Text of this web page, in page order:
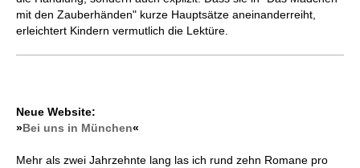
mit den Zauberhänden" kurze Hauptsätze aneinanderreiht,
erleichtert Kindern vermutlich die Lektüre.
Neue Website:
»Bei uns in München«
Mehr als zwei Jahrzehnte lang las ich rund zehn Romane pro